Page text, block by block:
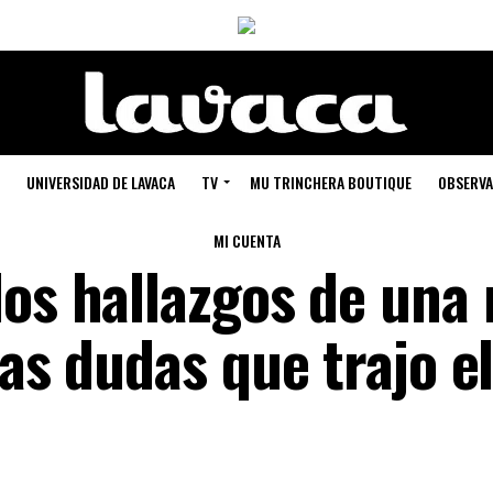
UNIVERSIDAD DE LAVACA TV MU TRINCHERA BOUTIQUE
MI CUENTA
hallazgos de
dudas que trajo el